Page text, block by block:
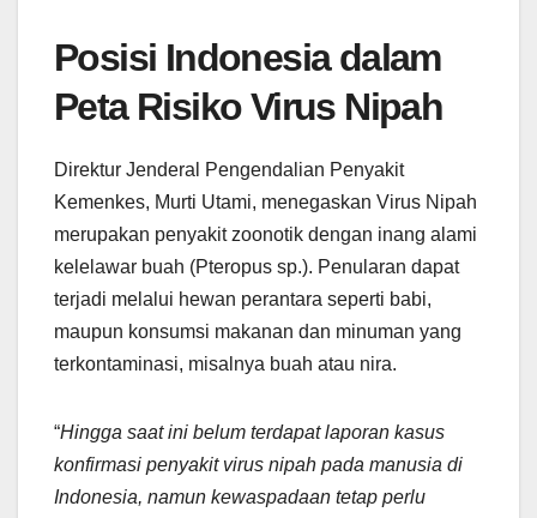
Posisi Indonesia dalam
Peta Risiko Virus Nipah
Direktur Jenderal Pengendalian Penyakit
Kemenkes, Murti Utami, menegaskan Virus Nipah
merupakan penyakit zoonotik dengan inang alami
kelelawar buah (Pteropus sp.). Penularan dapat
terjadi melalui hewan perantara seperti babi,
maupun konsumsi makanan dan minuman yang
terkontaminasi, misalnya buah atau nira.
“Hingga saat ini belum terdapat laporan kasus
konfirmasi penyakit virus nipah pada manusia di
Indonesia, namun kewaspadaan tetap perlu